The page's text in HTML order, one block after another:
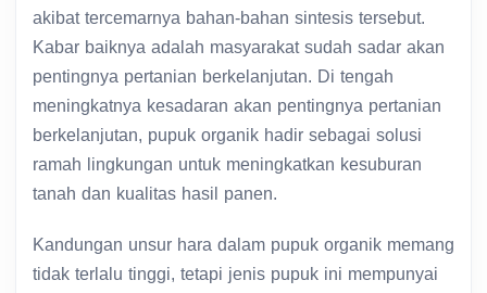
akibat tercemarnya bahan-bahan sintesis tersebut.
Kabar baiknya adalah masyarakat sudah sadar akan
pentingnya pertanian berkelanjutan. Di tengah
meningkatnya kesadaran akan pentingnya pertanian
berkelanjutan, pupuk organik hadir sebagai solusi
ramah lingkungan untuk meningkatkan kesuburan
tanah dan kualitas hasil panen.
Kandungan unsur hara dalam pupuk organik memang
tidak terlalu tinggi, tetapi jenis pupuk ini mempunyai